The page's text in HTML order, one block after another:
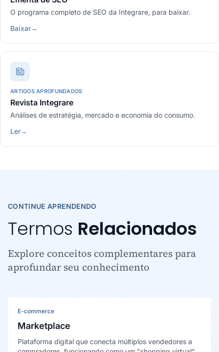
O programa completo de SEO da Integrare, para baixar.
Baixar→
ARTIGOS APROFUNDADOS
Revista Integrare
Análises de estratégia, mercado e economia do consumo.
Ler→
CONTINUE APRENDENDO
Termos Relacionados
Explore conceitos complementares para
aprofundar seu conhecimento
E-commerce
Marketplace
Plataforma digital que conecta múltiplos vendedores a